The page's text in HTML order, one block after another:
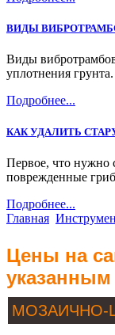
ВИДЫ
Виды
уплотнения
Подробнее...
КАК УДАЛИТЬ
Первое, что нужно
поврежденные
Подробнее...
Главная
Цены на
указанным